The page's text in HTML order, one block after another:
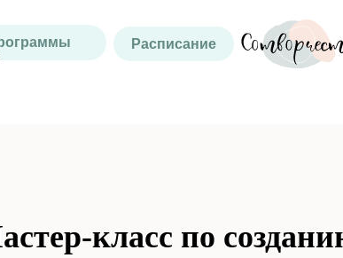
Расписание
класс по